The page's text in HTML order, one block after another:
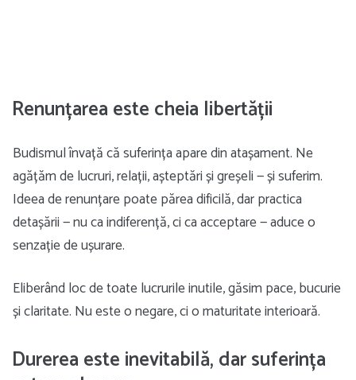
Renunțarea este cheia libertății
Budismul învață că suferința apare din atașament. Ne
agățăm de lucruri, relații, așteptări și greșeli — și suferim.
Ideea de renunțare poate părea dificilă, dar practica
detașării — nu ca indiferență, ci ca acceptare — aduce o
senzație de ușurare.
Eliberând loc de toate lucrurile inutile, găsim pace, bucurie
și claritate. Nu este o negare, ci o maturitate interioară.
Durerea este inevitabilă, dar suferința